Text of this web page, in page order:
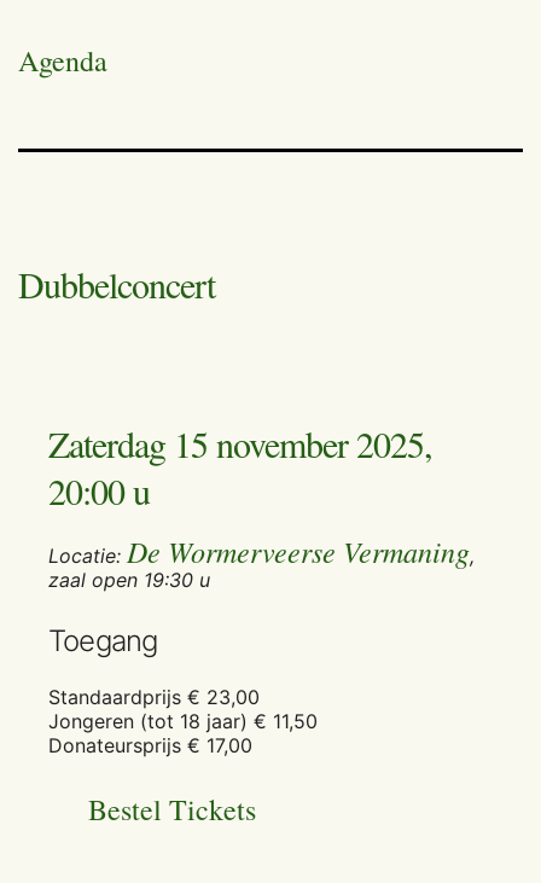
Agenda
Dubbelconcert
Zaterdag 15 november 2025,
20:00 u
Locatie: De Wormerveerse Vermaning,
zaal open 19:30 u
Toegang
Standaardprijs € 23,00
Jongeren (tot 18 jaar) € 11,50
Donateursprijs € 17,00
Bestel Tickets